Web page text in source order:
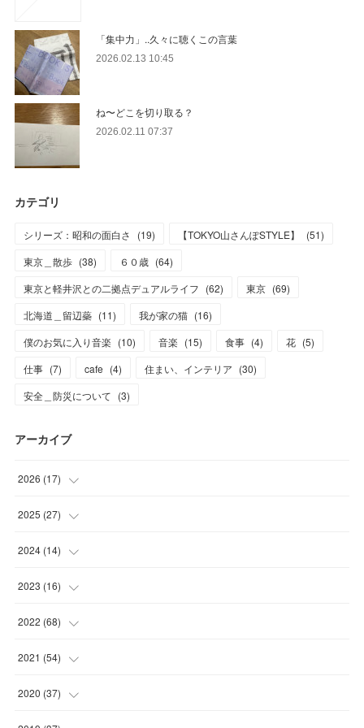
「集中力」..久々に聴くこの言葉
2026.02.13 10:45
ね〜どこを切り取る？
2026.02.11 07:37
カテゴリ
シリーズ：昭和の面白さ (19) 【TOKYO山さんぽSTYLE】 (51)
東京＿散歩 (38) ６０歳 (64)
東京と軽井沢との二拠点デュアルライフ (62) 東京 (69)
北海道＿留辺蘂 (11) 我が家の猫 (16)
僕のお気に入り音楽 (10) 音楽 (15) 食事 (4) 花 (5)
仕事 (7) cafe (4) 住まい、インテリア (30)
安全＿防災について (3)
アーカイブ
2026 (17)
(2
(1
(6
(8
2025 (27)
(1
(4
(16
(1
2024 (14)
(3
(1
(10
2023 (16)
(4
(5
(2
(3
2022 (68)
(4
(6
(3
2021 (54)
(5
2020 (37)